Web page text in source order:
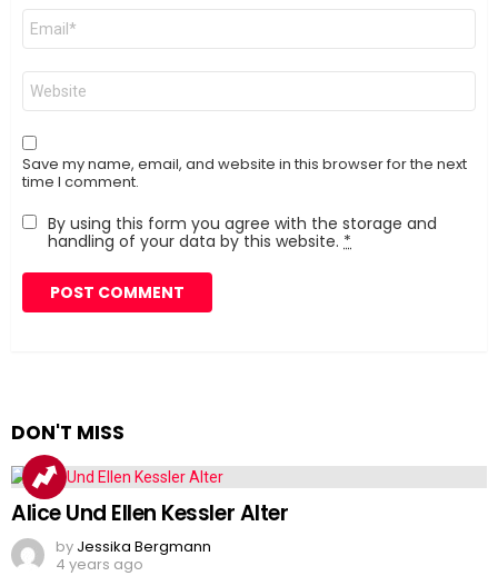
Email
Website
Save my name, email, and website in this browser for the next
time I comment.
By using this form you agree with the storage and
handling of your data by this website. *
DON'T MISS
Alice Und Ellen Kessler Alter
by Jessika Bergmann
4 years ago